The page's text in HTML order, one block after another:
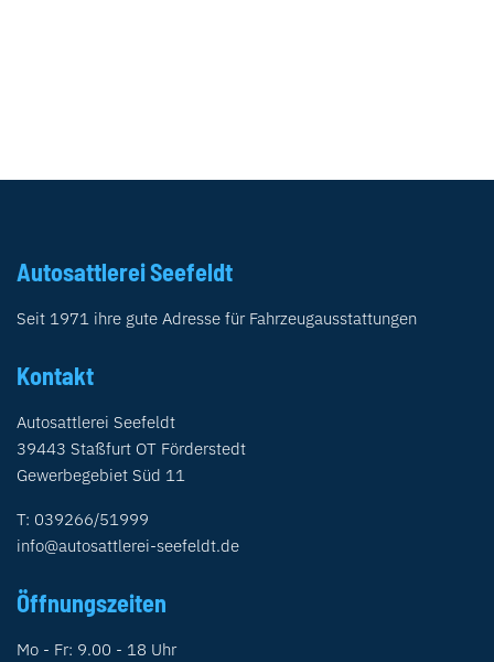
Autosattlerei Seefeldt
Seit 1971 ihre gute Adresse für Fahrzeugausstattungen
Kontakt
Autosattlerei Seefeldt
39443 Staßfurt OT Förderstedt
Gewerbegebiet Süd 11
T: 039266/51999
info@autosattlerei-seefeldt.de
Öffnungszeiten
Mo - Fr: 9.00 - 18 Uhr